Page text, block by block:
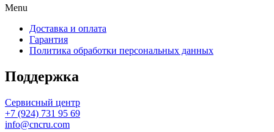
Menu
Доставка и оплата
Гарантия
Политика обработки персональных данных
Поддержка
Сервисный центр
+7 (924) 731 95 69
info@cncru.com